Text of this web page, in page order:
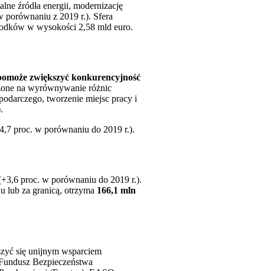
źródła energii, modernizację
porównaniu z 2019 r.). Sfera
w wysokości 2,58 mld euro.
zwiększyć konkurencyjność
na wyrównywanie różnic
tworzenie miejsc pracy i
proc. w porównaniu do 2019 r.).
proc. w porównaniu do 2019 r.).
lub za granicą, otrzyma 166,1 mln
się unijnym wsparciem
Bezpieczeństwa